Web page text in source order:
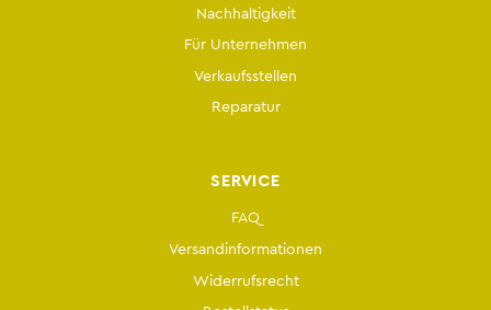
Nachhaltigkeit
Für Unternehmen
Verkaufsstellen
Reparatur
SERVICE
FAQ
Versandinformationen
Widerrufsrecht